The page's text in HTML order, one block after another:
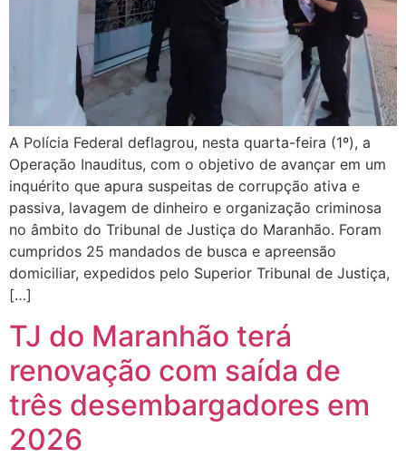
A Polícia Federal deflagrou, nesta quarta-feira (1º), a
Operação Inauditus, com o objetivo de avançar em um
inquérito que apura suspeitas de corrupção ativa e
passiva, lavagem de dinheiro e organização criminosa
no âmbito do Tribunal de Justiça do Maranhão. Foram
cumpridos 25 mandados de busca e apreensão
domiciliar, expedidos pelo Superior Tribunal de Justiça,
[…]
TJ do Maranhão terá
renovação com saída de
três desembargadores em
2026